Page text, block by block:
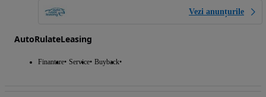
Vezi anunțurile
AutoRulateLeasing
Finantare Service Buyback